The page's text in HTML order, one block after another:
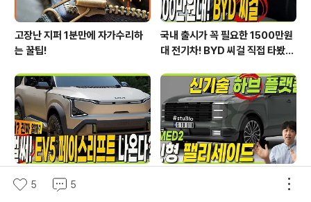
고장난 지퍼 1분만에 자가수리하
는 꿀팁!
국내 출시가 꼭 필요한 1500만원
대 전기차! BYD 씨걸 직접 타봤습
기아 EV5 벌써? 페이스리프트 된
다고? 확인된 내용! 팩트체크
신형 팰리세이드! 차세대 하이브리
5 5